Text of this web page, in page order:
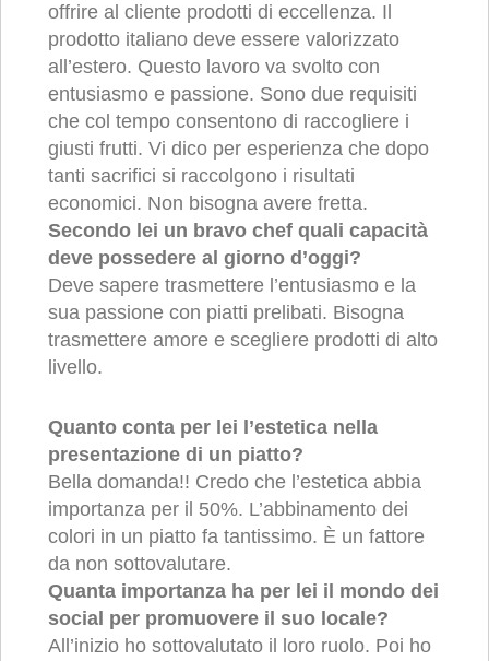
offrire al cliente prodotti di eccellenza. Il
prodotto italiano deve essere valorizzato
all’estero. Questo lavoro va svolto con
entusiasmo e passione. Sono due requisiti
che col tempo consentono di raccogliere i
giusti frutti. Vi dico per esperienza che dopo
tanti sacrifici si raccolgono i risultati
economici. Non bisogna avere fretta.
Secondo lei un bravo chef quali capacità
deve possedere al giorno d’oggi?
Deve sapere trasmettere l’entusiasmo e la
sua passione con piatti prelibati. Bisogna
trasmettere amore e scegliere prodotti di alto
livello.
Quanto conta per lei l’estetica nella
presentazione di un piatto?
Bella domanda!! Credo che l’estetica abbia
importanza per il 50%. L’abbinamento dei
colori in un piatto fa tantissimo. È un fattore
da non sottovalutare.
Quanta importanza ha per lei il mondo dei
social per promuovere il suo locale?
All’inizio ho sottovalutato il loro ruolo. Poi ho